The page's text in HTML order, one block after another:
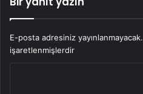
E-posta adresiniz yayınlanmayacak.
işaretlenmişlerdir